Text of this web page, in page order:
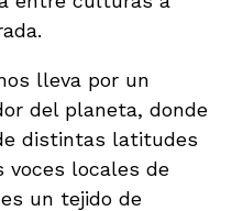
lleva por un
del planeta, donde
distintas latitudes
voces locales de
un tejido de